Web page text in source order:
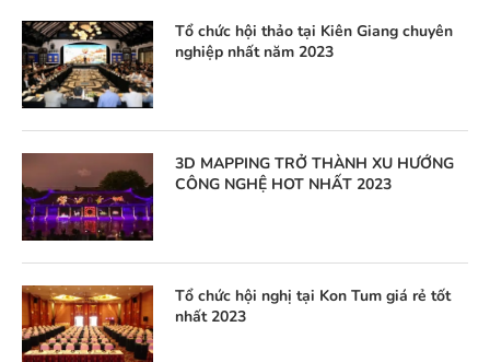
Tổ chức hội thảo tại Kiên Giang chuyên
nghiệp nhất năm 2023
3D MAPPING TRỞ THÀNH XU HƯỚNG
CÔNG NGHỆ HOT NHẤT 2023
Tổ chức hội nghị tại Kon Tum giá rẻ tốt
nhất 2023